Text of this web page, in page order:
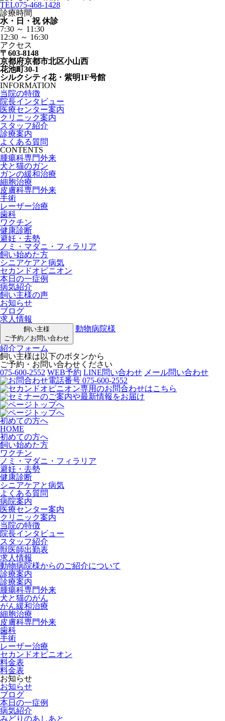
TEL075-468-1428
診療時間
水・日・祝 休診
7:30 ～ 11:30
12:30 ～ 16:30
アクセス
〒603-8148
京都府京都市北区小山西
花池町30-1
シルクシティ花・紫明1F号館
INFORMATION
当院の特徴
院長インタビュー
医療センター案内
クリニック案内
スタッフ紹介
診療案内
よくある質問
CONTENTS
腫瘍科専門外来
犬と猫のガン
ガンの緩和治療
細胞治療
皮膚科専門外来
手術
レーザー治療
歯科
ワクチン
健康診断
避妊・去勢
ノミ・マダニ・フィラリア
飼い始めた方
シニアケアと病気
セカンドオピニオン
本日の一症例
病気紹介
飼い主様の声
お知らせ
ブログ
求人情報
飼い主様
ご予約／お問い合わせ
動物病院様
紹介フォーム
飼い主様は以下のボタンから
ご予約・お問い合わせください
075-600-2552 WEB予約 LINE問い合わせ メール問い合わせ
初めての方へ
HOME
初めての方へ
飼い始めた方
ワクチン
ノミ・マダニ・フィラリア
避妊・去勢
健康診断
シニアケアと病気
よくある質問
病院案内
医療センター案内
クリニック案内
当院の特徴
院長インタビュー
スタッフ紹介
獣医師出勤表
求人情報
動物病院様からのご紹介について
診療案内
診療案内
腫瘍科専門外来
犬と猫のがん
がん緩和治療
細胞治療
皮膚科専門外来
歯科
手術
レーザー治療
セカンドオピニオン
料金表
料金表
お知らせ
お知らせ
ブログ
本日の一症例
病気紹介
みどりのあしあと